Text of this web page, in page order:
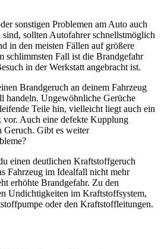
sonstigen Problemen am Auto auch
sind, sollten Autofahrer schnellstmöglich
in den meisten Fällen auf größere
schlimmsten Fall ist die Brandgefahr
in der Werkstatt angebracht ist.
Brandgeruch an deinem Fahrzeug
handeln. Ungewöhnliche Gerüche
Teile hin, vielleicht liegt auch ein
Auch eine defekte Kupplung
Geruch. Gibt es weiter
einen deutlichen Kraftstoffgeruch
Fahrzeug im Idealfall nicht mehr
erhöhte Brandgefahr. Zu den
Undichtigkeiten im Kraftstoffsystem,
oder den Kraftstoffleitungen.